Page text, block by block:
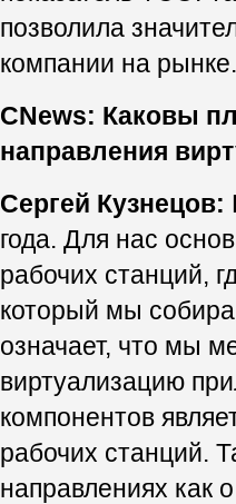
позволила
компании на рынке.
CNews: Каковы
направления
Сергей Кузнецов:
года. Для нас
рабочих станций,
который мы
означает, что мы
виртуализацию
компонентов
рабочих станций.
направлениях как